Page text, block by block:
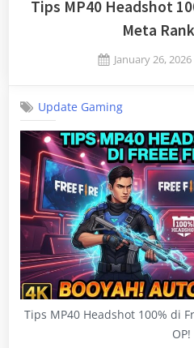
Tips MP40 Headshot
Meta
Posted
January 26, 2026
Update Gaming
Tips MP40 Headshot 100% di
OP!